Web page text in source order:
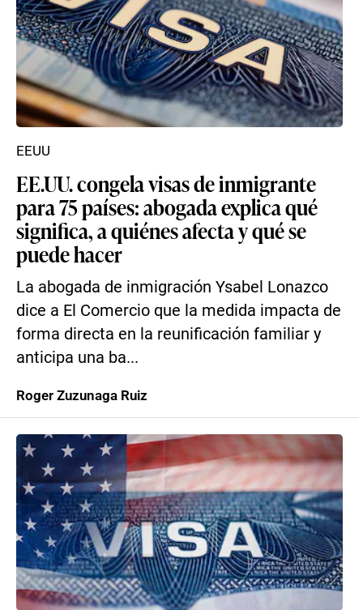
EE.UU. congela visas de inmigrante
para 75 países: abogada explica qué
significa, a quiénes afecta y qué se
puede hacer
La abogada de inmigración Ysabel Lonazco
dice a El Comercio que la medida impacta de
forma directa en la reunificación familiar y
anticipa una ba...
EEUU
Roger Zuzunaga Ruiz